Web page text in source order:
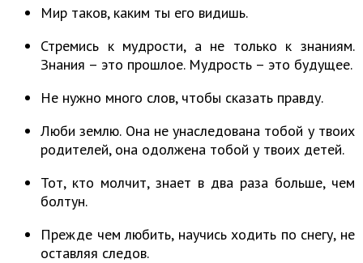
Мир таков, каким ты его видишь.
Стремись к мудрости, а не только к знаниям.
Знания – это прошлое. Мудрость – это будущее.
Не нужно много слов, чтобы сказать правду.
Люби землю. Она не унаследована тобой у твоих
родителей, она одолжена тобой у твоих детей.
Тот, кто молчит, знает в два раза больше, чем
болтун.
Прежде чем любить, научись ходить по снегу, не
оставляя следов.